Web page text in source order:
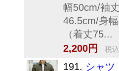
幅50cm/袖
46.5cm/身
（着丈75...
2,200円
税
191. シャツ